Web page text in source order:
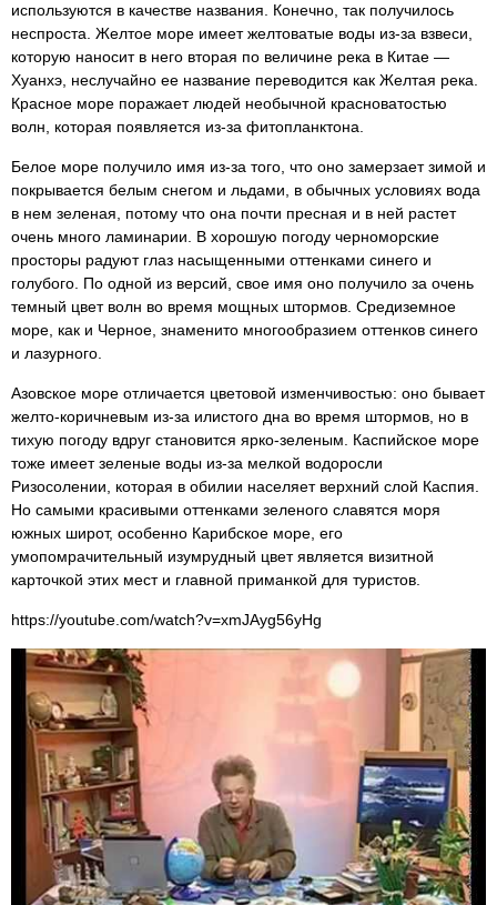
используются в качестве названия. Конечно, так получилось
неспроста. Желтое море имеет желтоватые воды из-за взвеси,
которую наносит в него вторая по величине река в Китае —
Хуанхэ, неслучайно ее название переводится как Желтая река.
Красное море поражает людей необычной красноватостью
волн, которая появляется из-за фитопланктона.
Белое море получило имя из-за того, что оно замерзает зимой и
покрывается белым снегом и льдами, в обычных условиях вода
в нем зеленая, потому что она почти пресная и в ней растет
очень много ламинарии. В хорошую погоду черноморские
просторы радуют глаз насыщенными оттенками синего и
голубого. По одной из версий, свое имя оно получило за очень
темный цвет волн во время мощных штормов. Средиземное
море, как и Черное, знаменито многообразием оттенков синего
и лазурного.
Азовское море отличается цветовой изменчивостью: оно бывает
желто-коричневым из-за илистого дна во время штормов, но в
тихую погоду вдруг становится ярко-зеленым. Каспийское море
тоже имеет зеленые воды из-за мелкой водоросли
Ризосолении, которая в обилии населяет верхний слой Каспия.
Но самыми красивыми оттенками зеленого славятся моря
южных широт, особенно Карибское море, его
умопомрачительный изумрудный цвет является визитной
карточкой этих мест и главной приманкой для туристов.
https://youtube.com/watch?v=xmJAyg56yHg